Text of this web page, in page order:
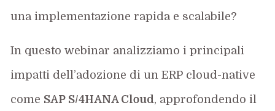
una implementazione rapida e scalabile?
In questo webinar analizziamo i principali
impatti dell’adozione di un ERP cloud-native
come SAP S/4HANA Cloud, approfondendo il